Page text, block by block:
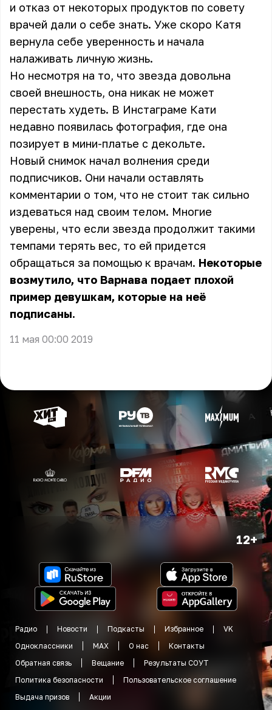
и отказ от некоторых продуктов по совету
врачей дали о себе знать. Уже скоро Катя
вернула себе уверенность и начала
налаживать личную жизнь.
Но несмотря на то, что звезда довольна
своей внешность, она никак не может
перестать худеть. В Инстаграме Кати
недавно появилась фотография, где она
позирует в мини-платье с декольте.
Новый снимок начал волнения среди
подписчиков. Они начали оставлять
комментарии о том, что не стоит так сильно
издеваться над своим телом. Многие
уверены, что если звезда продолжит такими
темпами терять вес, то ей придется
обращаться за помощью к врачам. Некоторые
возмутило, что Варнава подает плохой
пример девушкам, которые на неё
подписаны.
11 мая 00:00 2019
12+
Радио Новости Подкасты Избранное
VK
Одноклассники
MAX О нас
Контакты
Обратная связь
Вещание
Результаты СОУТ
Политика безопасности
Пользовательское соглашение
Выдача призов
Акции